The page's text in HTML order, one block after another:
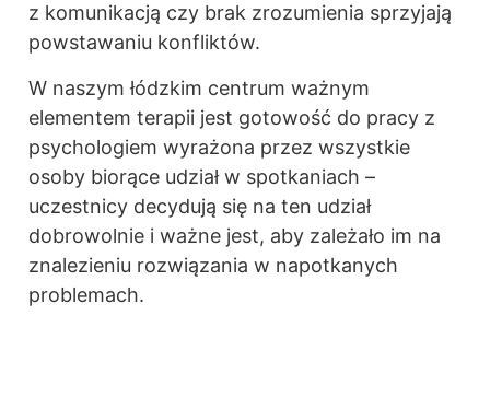
z komunikacją czy brak zrozumienia sprzyjają
powstawaniu konfliktów.
W naszym łódzkim centrum ważnym
elementem terapii jest gotowość do pracy z
psychologiem wyrażona przez wszystkie
osoby biorące udział w spotkaniach –
uczestnicy decydują się na ten udział
dobrowolnie i ważne jest, aby zależało im na
znalezieniu rozwiązania w napotkanych
problemach.